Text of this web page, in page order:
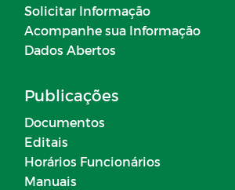
Solicitar Informação
Acompanhe sua Informação
Dados Abertos
Publicações
Documentos
Editais
Horários Funcionários
Manuais